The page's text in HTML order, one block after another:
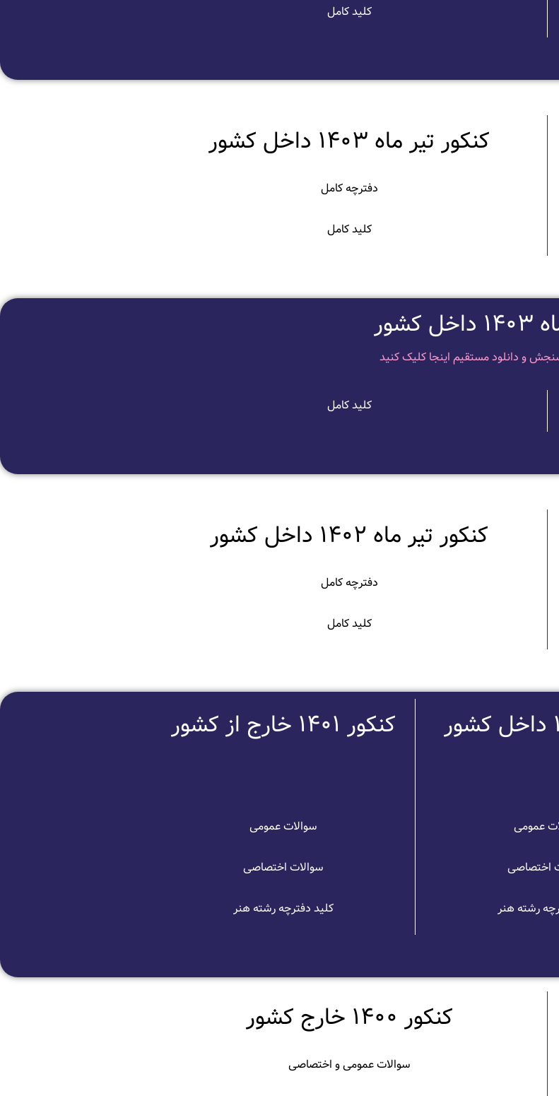
کلید کامل
کنکور تیر ماه 1403 داخل کشور
دفترچه کامل
کلید کامل
و دانلود مستقیم اینجا کلیک کنید
کلید کامل
کنکور تیر ماه 1402 داخل کشور
دفترچه کامل
کلید کامل
کنکور 1401 خارج از کشور
عمومی
اختصاصی
رشته هنر
سوالات عمومی
سوالات اختصاصی
کلید دفترچه رشته هنر
کنکور 1400 خارج کشور
سوالات عمومی و اختصاصی